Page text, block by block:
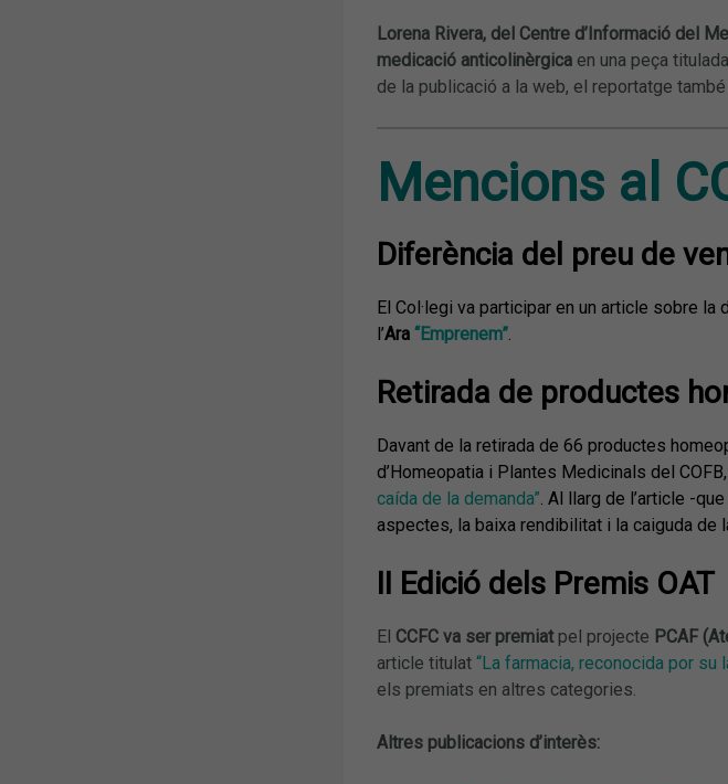
Lorena Rivera, del Centre d’Informació del
medicació anticolinèrgica en una peça titulada
de la publicació a la web, el reportatge
Mencions al
Diferència del preu de
El Col·legi va participar en un article sobre
l’Ara “Emprenem”.
Retirada de productes
Davant de la retirada de 66 productes
d’Homeopatia i Plantes Medicinals del
caída de la demanda”. Al llarg de l’article -
aspectes, la baixa rendibilitat i la caiguda de
II Edició dels Premis OAT
El CCFC va ser premiatpel projecte PCAF
article titulat “La farmacia, reconocida por su
els premiats en altres categories.
Altres publicacions d’interès: